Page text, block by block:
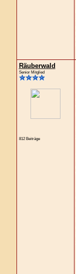
Räuberwald
Senior Mitglied
812 Beiträge